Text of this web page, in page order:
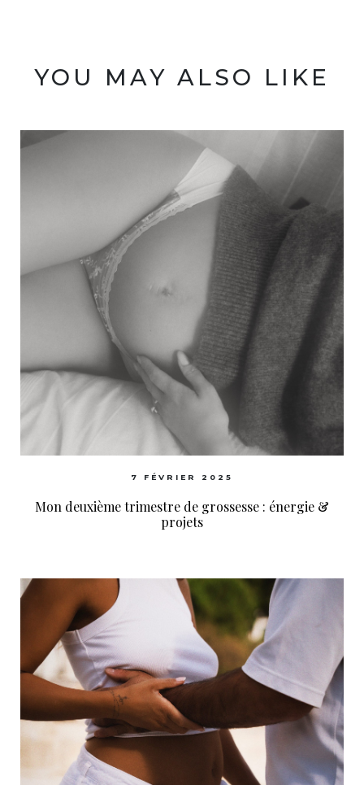
YOU MAY ALSO LIKE
7 FÉVRIER 2025
Mon deuxième trimestre de grossesse : énergie &
projets